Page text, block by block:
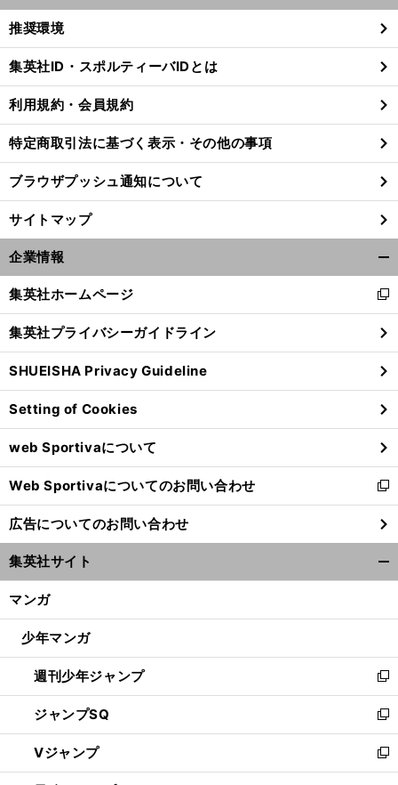
前
閉
る
推奨環境
集英社ID・スポルティーバIDとは
利用規約・会員規約
特定商取引法に基づく表示・その他の事項
ブラウザプッシュ通知について
サイトマップ
企業情報
閉
る
集英社ホームページ
新
し
い
ウ
ィ
ン
ド
ウ
で
開
く
集英社プライバシーガイドライン
SHUEISHA Privacy Guideline
Setting of Cookies
web Sportivaについて
Web Sportivaについてのお問い合わせ
新
し
い
ウ
ィ
ン
ウ
開
く
広告についてのお問い合わせ
集英社サイト
マンガ
少年マンガ
週刊少年ジャンプ
新
し
い
ウ
ィ
ン
ジャンプSQ
新
し
い
ウ
Vジャンプ
新
し